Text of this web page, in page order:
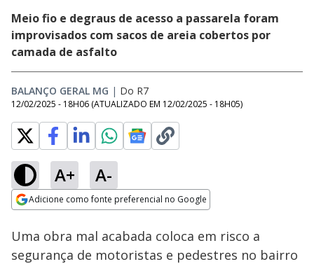
Meio fio e degraus de acesso a passarela foram
improvisados com sacos de areia cobertos por
camada de asfalto
BALANÇO GERAL MG | Do R7
12/02/2025 - 18H06 (ATUALIZADO EM 12/02/2025 - 18H05)
A+ A-
Adicione como fonte preferencial no Google
Ativar
Loaded
30.52%
Uma obra mal acabada coloca em risco a
segurança de motoristas e pedestres no bairro